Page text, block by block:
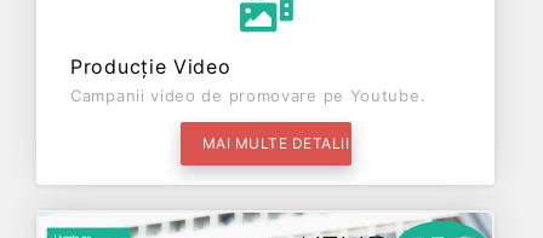
Producție Video
Campanii video de promovare pe Youtube.
MAI MULTE DETALII